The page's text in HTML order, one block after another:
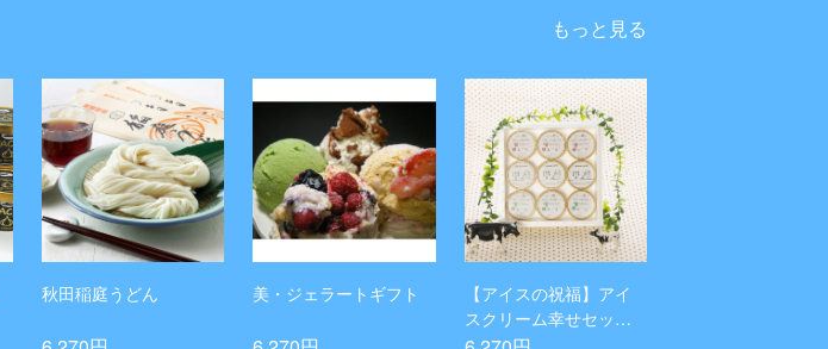
もっと見る
秋田稲庭うどん 美・ジェラートギフト
【アイスの祝福】アイ
スクリーム幸せセット3
種類 9個入り